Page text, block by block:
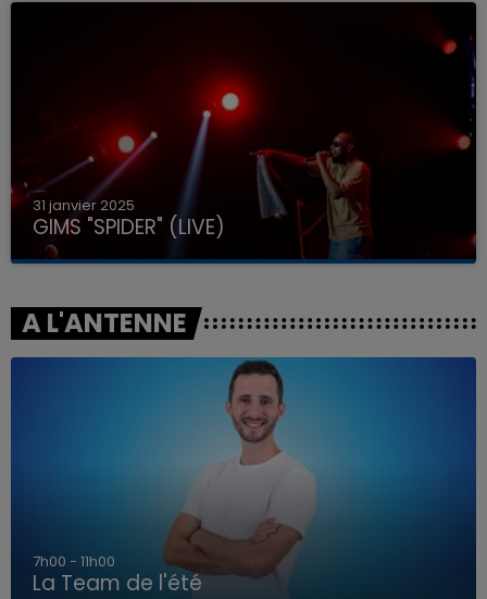
31 janvier 2025
GIMS "SPIDER" (LIVE)
A L'ANTENNE
7h00 - 11h00
La Team de l'été